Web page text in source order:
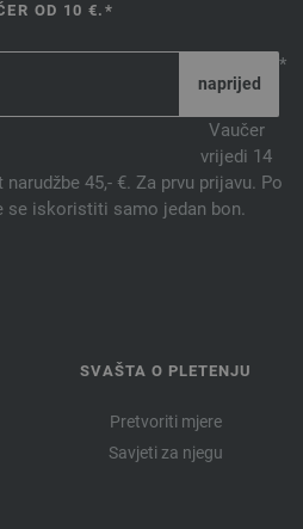
OD 10 €.*
*
Vaučer
vrijedi 14
45,- €. Za prvu prijavu. Po
se iskoristiti samo jedan bon.
SVAŠTA O PLETENJU
Pretvoriti mjere
Savjeti za njegu